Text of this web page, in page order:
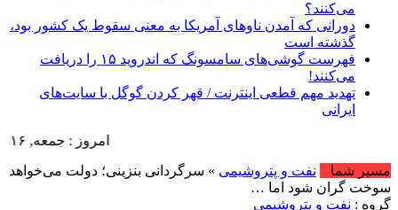
می‌کنند؟
دورانی که آمدن ناوهای آمریکا به معنی سقوط یک کشور بود،
گذشته است
فهرست گوشی‌های سامسونگ که اندروید ۱۵ را دریافت
می‌کنند!
تهدید مهم قطعی اینترنت / قهر کردن گوگل با سایت‌های
ایرانی
امروز : جمعه, ۱۶ مرداد , ۱۴۰۵ .::. برابر با : Friday, 7 August , 2026 .::. اخبار منتشر شده : 21 خبر
مسیر شما
نفت و پتروشیمی » سرگردانی بنزینی؛ دولت می‌خواهد
سوخت گران شود اما …
گروه : نفت و پتروشیمی